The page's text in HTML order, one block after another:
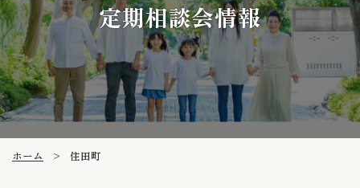
定期相談会情報
ホーム > 住田町